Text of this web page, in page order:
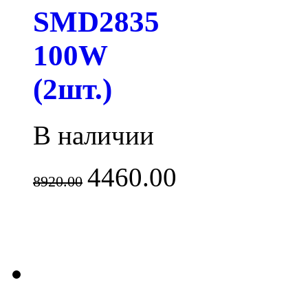
SMD2835
100W
(2шт.)
В наличии
8920.00 4460.00